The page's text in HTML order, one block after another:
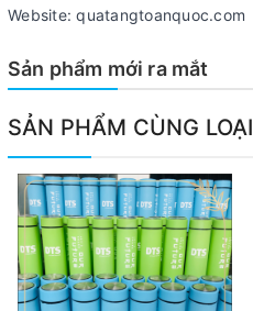
Website: quatangtoanquoc.com
Sản phẩm mới ra mắt
SẢN PHẨM CÙNG LOẠI